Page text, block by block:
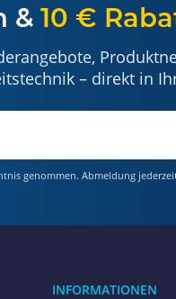
& 10 €
– direkt in
genommen. Abmeldung
INFORMATIONEN